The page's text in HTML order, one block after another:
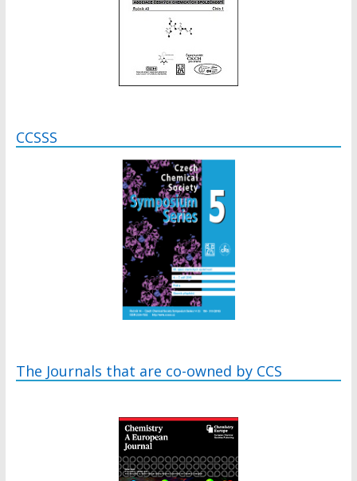
CCSSS
The Journals that are co-owned by CCS